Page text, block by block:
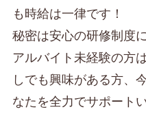
も時給は一律です！
秘密は安心の研修制度
アルバイト未経験の方
しでも興味がある方、
なたを全力でサポート